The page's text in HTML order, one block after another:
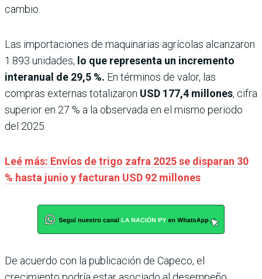
cambio.
Las importaciones de maquinarias agrícolas alcanzaron
1.893 unidades, lo que representa un incremento
interanual de 29,5 %. En términos de valor, las
compras externas totalizaron USD 177,4 millones, cifra
superior en 27 % a la observada en el mismo periodo
del 2025.
Leé más: Envíos de trigo zafra 2025 se disparan 30
% hasta junio y facturan USD 92 millones
De acuerdo con la publicación de Capeco, el